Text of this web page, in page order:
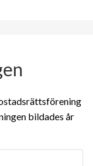
bildades år